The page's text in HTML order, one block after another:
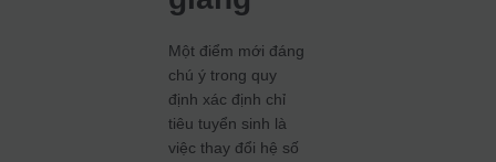
Một điểm mới đáng
chú ý trong quy
định xác định chỉ
tiêu tuyển sinh là
việc thay đổi hệ số